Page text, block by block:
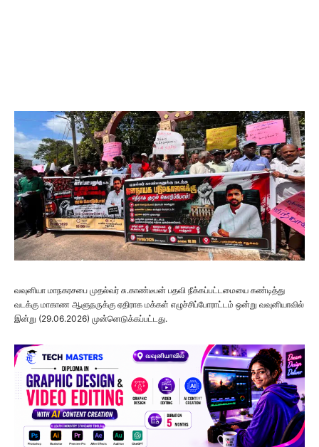
வவுனியா மாநகரசபை முதல்வர் சு.காண்டீபன் பதவி நீக்கப்பட்டமையை கண்டித்து
வடக்கு மாகாண ஆளுநருக்கு ஏதிராக மக்கள் எழுச்சிப்போராட்டம் ஒன்று வவுனியாவில்
இன்று (29.06.2026) முன்னெடுக்கப்பட்டது.